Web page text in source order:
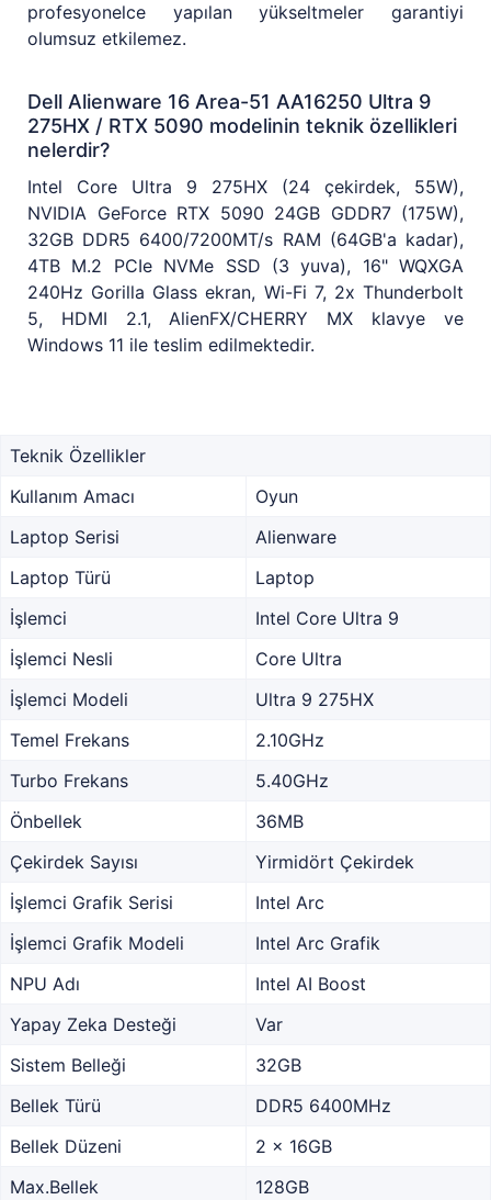
profesyonelce yapılan yükseltmeler garantiyi
olumsuz etkilemez.
Dell Alienware 16 Area-51 AA16250 Ultra 9
275HX / RTX 5090 modelinin teknik özellikleri
nelerdir?
Intel Core Ultra 9 275HX (24 çekirdek, 55W),
NVIDIA GeForce RTX 5090 24GB GDDR7 (175W),
32GB DDR5 6400/7200MT/s RAM (64GB'a kadar),
4TB M.2 PCIe NVMe SSD (3 yuva), 16" WQXGA
240Hz Gorilla Glass ekran, Wi-Fi 7, 2x Thunderbolt
5, HDMI 2.1, AlienFX/CHERRY MX klavye ve
Windows 11 ile teslim edilmektedir.
Teknik Özellikler
Kullanım Amacı
Oyun
Laptop Serisi
Alienware
Laptop Türü
Laptop
İşlemci
Intel Core Ultra 9
İşlemci Nesli
Core Ultra
İşlemci Modeli
Ultra 9 275HX
Temel Frekans
2.10GHz
Turbo Frekans
5.40GHz
Önbellek
36MB
Çekirdek Sayısı
Yirmidört Çekirdek
İşlemci Grafik Serisi
Intel Arc
İşlemci Grafik Modeli
Intel Arc Grafik
NPU Adı
Intel AI Boost
Yapay Zeka Desteği
Var
Sistem Belleği
32GB
Bellek Türü
DDR5 6400MHz
Bellek Düzeni
2 x 16GB
Max.Bellek
128GB